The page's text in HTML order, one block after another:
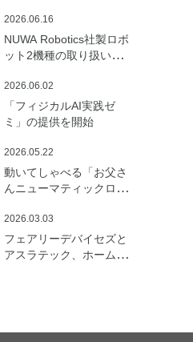
遠隔制御・通信最適化の
実証実験を実施
NUWA Robotics社製ロボ
ット2機種の取り扱いを開
2026.06.16
「フィジカルAI実践ゼ
ミ」の提供を開始
2026.06.02
動いてしゃべる「お父さ
んニューマティックロボ
ト）」を開発
2026.05.22
フェアリーデバイセズと
アスラテック、ホームセ
を始動
2026.03.03